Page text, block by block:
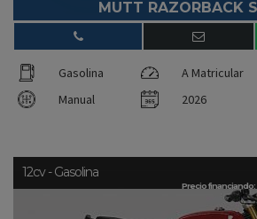
MUTT RAZORBACK
Gasolina A Matricular
Manual
2026
Precio financiando:
12cv - Gasolina